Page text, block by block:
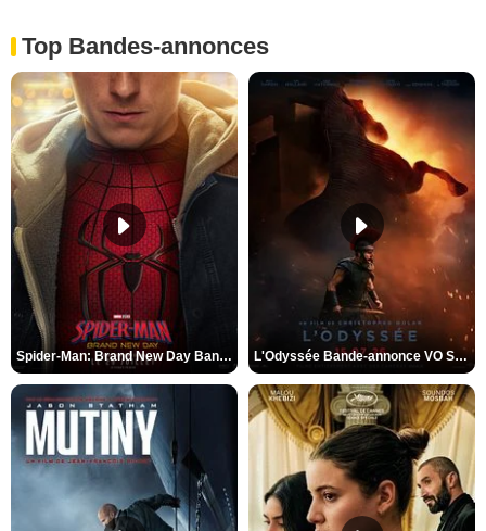
Top Bandes-annonces
Spider-Man: Brand New Day Bande-annonce VO STFR L'Odyssée Bande-annonce VO STFR